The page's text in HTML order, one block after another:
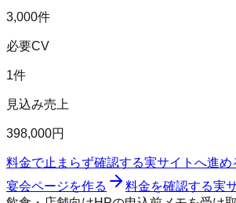
3,000件
必要CV
1件
見込み売上
398,000円
料金で止まらず確認する実サイトへ進め
宴会ページを作る
料金を確認する実